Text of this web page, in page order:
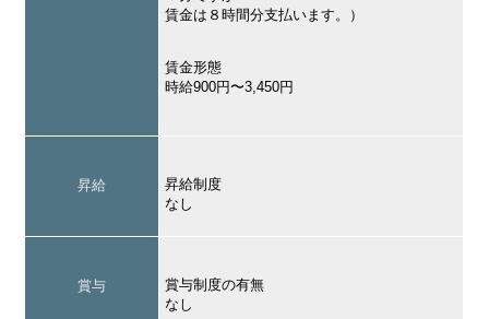
賃金は８時間分支払います。）
賃金形態
時給900円〜3,450円
昇給
昇給制度
なし
賞与
賞与制度の有無
なし